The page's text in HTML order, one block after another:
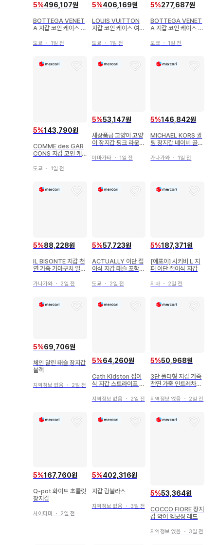
5%496,107원
BOTTEGA VENET
A 지갑 코인 케이스 여
도쿄 ・ 1일 전
5%406,169원
LOUIS VUITTON
지갑 코인 케이스 여성
도쿄 ・ 1일 전
5%277,687원
BOTTEGA VENET
A 지갑 코인 케이스 여
도쿄 ・ 1일 전
5%143,790원
COMME des GAR
CONS 지갑 코인 케
도쿄 ・ 1일 전
5%53,147원
새상품급 고양이 고양
이 장지갑 핑크 라운드
귀여운
야마가타・ 1일 전
5%146,842원
MICHAEL KORS 퀼
팅 장지갑 네이비 골드
가나가와 ・ 1일 전
5%88,228원
IL BISONTE 지갑 천
연 가죽 가마구치 일비
아제
가나가와 ・ 2일 전
5%57,723원
ACTUALLY 이단 접
이식 지갑 태슬 포함
도쿄 ・ 2일 전
5%187,371원
[에포이] 시키비 L 지
퍼 이단 접이식 지갑
지바 ・ 2일 전
5%69,706원
체인 달린 태슬 장지갑
블랙
지역정보 없음 ・ 2일 전
5%64,260원
Cath Kidston 접이
식 지갑 스트라이프 꽃
지역정보 없음 ・ 2일 전
5%50,968원
3단 폴더형 지갑 가죽
천연 가죽 인트레차트
카드 홀더
지역정보 없음 ・ 2일 전
5%167,760원
Q-pot 화이트 초콜릿
장지갑
사이타마 ・ 2일 전
5%402,316원
지갑 람블라스
지역정보 없음 ・ 3일 전
5%53,364원
COCCO FIORE 장지
갑 악어 엠보싱 레드
지역정보 없음 ・ 3일 전